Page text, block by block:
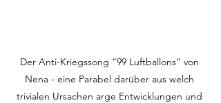
Der Anti-Kriegssong “99 Luftballons” von
Nena - eine Parabel darüber aus welch
trivialen Ursachen arge Entwicklungen und